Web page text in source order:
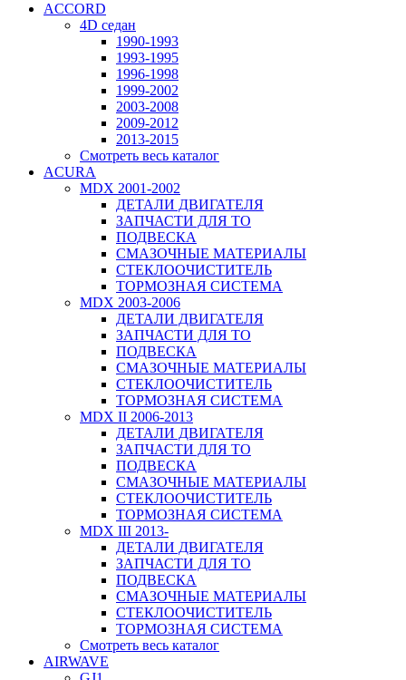
ACCORD
4D седан
1990-1993
1993-1995
1996-1998
1999-2002
2003-2008
2009-2012
2013-2015
Смотреть весь каталог
ACURA
MDX 2001-2002
ДЕТАЛИ ДВИГАТЕЛЯ
ЗАПЧАСТИ ДЛЯ ТО
ПОДВЕСКА
СМАЗОЧНЫЕ МАТЕРИАЛЫ
СТЕКЛООЧИСТИТЕЛЬ
ТОРМОЗНАЯ СИСТЕМА
MDX 2003-2006
ДЕТАЛИ ДВИГАТЕЛЯ
ЗАПЧАСТИ ДЛЯ ТО
ПОДВЕСКА
СМАЗОЧНЫЕ МАТЕРИАЛЫ
СТЕКЛООЧИСТИТЕЛЬ
ТОРМОЗНАЯ СИСТЕМА
MDX II 2006-2013
ДЕТАЛИ ДВИГАТЕЛЯ
ЗАПЧАСТИ ДЛЯ ТО
ПОДВЕСКА
СМАЗОЧНЫЕ МАТЕРИАЛЫ
СТЕКЛООЧИСТИТЕЛЬ
ТОРМОЗНАЯ СИСТЕМА
MDX III 2013-
ДЕТАЛИ ДВИГАТЕЛЯ
ЗАПЧАСТИ ДЛЯ ТО
ПОДВЕСКА
СМАЗОЧНЫЕ МАТЕРИАЛЫ
СТЕКЛООЧИСТИТЕЛЬ
ТОРМОЗНАЯ СИСТЕМА
Смотреть весь каталог
AIRWAVE